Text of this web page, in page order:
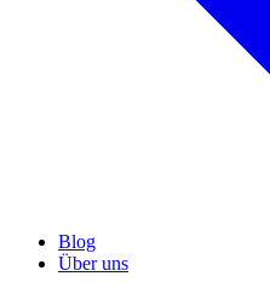
Blog
Über uns